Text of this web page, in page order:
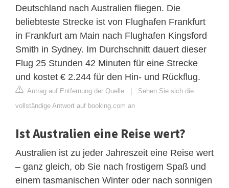
Deutschland nach Australien fliegen. Die
beliebteste Strecke ist von Flughafen Frankfurt
in Frankfurt am Main nach Flughafen Kingsford
Smith in Sydney. Im Durchschnitt dauert dieser
Flug 25 Stunden 42 Minuten für eine Strecke
und kostet € 2.244 für den Hin- und Rückflug.
Antrag auf Entfernung der Quelle | Sehen Sie sich die
vollständige Antwort auf booking.com an
Ist Australien eine Reise wert?
Australien ist zu jeder Jahreszeit eine Reise wert
– ganz gleich, ob Sie nach frostigem Spaß und
einem tasmanischen Winter oder nach sonnigen